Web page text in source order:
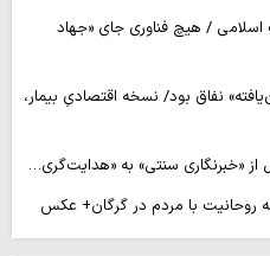
اسلامی / هیچ فناوری‌ جای «جهاد
نفاق بود/ نسخه اقتصادیِ بیمار،
از «خبرنگاری سنتی» به «هدایت‌گری…